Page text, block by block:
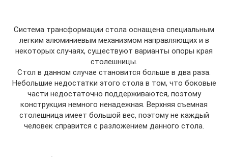
Система трансформации стола оснащена специальным
легким алюминиевым механизмом направляющих и в
некоторых случаях, существуют варианты опоры края
столешницы.
Стол в данном случае становится больше в два раза.
Небольшие недостатки этого стола в том, что боковые
части недостаточно поддерживаются, поэтому
конструкция немного ненадежная. Верхняя съемная
столешница имеет большой вес, поэтому не каждый
человек справится с разложением данного стола.